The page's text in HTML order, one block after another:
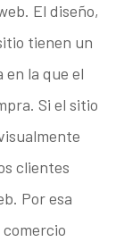
El diseño,
tienen un
la que el
Si el sitio
clientes
Por esa